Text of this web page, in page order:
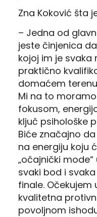
Zna Koković šta
– Jedna od
jeste činjenica
kojoj im je
praktično
domaćem
Mi na to
fokusom,
ključ psihološke
Biće značajno
na energiju koju
„očajnički
svaki bod i
finale.
kvalitetna
povoljnom